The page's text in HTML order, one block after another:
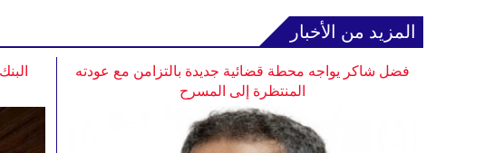
المزيد من الأخبار
فضل شاكر يواجه محطة قضائية جديدة بالتزامن مع عودته
المنتظرة إلى المسرح